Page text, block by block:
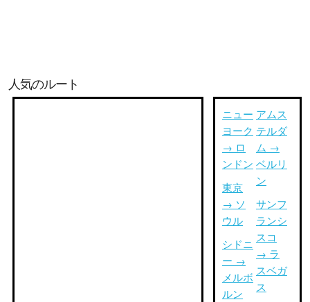
人気のルート
ニュー
ヨーク
→ ロ
ンドン
東京
→ ソ
ウル
シドニ
ー →
メルボ
ルン
アムス
テルダ
ム →
ベルリ
ン
サンフ
ランシ
スコ
→ ラ
スベガ
ス